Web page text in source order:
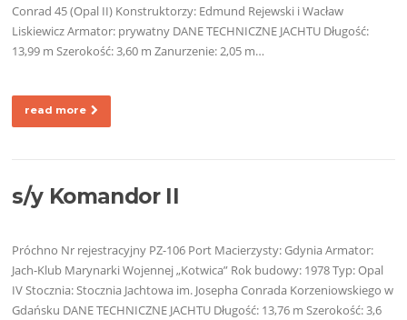
Conrad 45 (Opal II) Konstruktorzy: Edmund Rejewski i Wacław
Liskiewicz Armator: prywatny DANE TECHNICZNE JACHTU Długość:
13,99 m Szerokość: 3,60 m Zanurzenie: 2,05 m…
read more
s/y Komandor II
Próchno Nr rejestracyjny PZ-106 Port Macierzysty: Gdynia Armator:
Jach-Klub Marynarki Wojennej „Kotwica” Rok budowy: 1978 Typ: Opal
IV Stocznia: Stocznia Jachtowa im. Josepha Conrada Korzeniowskiego w
Gdańsku DANE TECHNICZNE JACHTU Długość: 13,76 m Szerokość: 3,6